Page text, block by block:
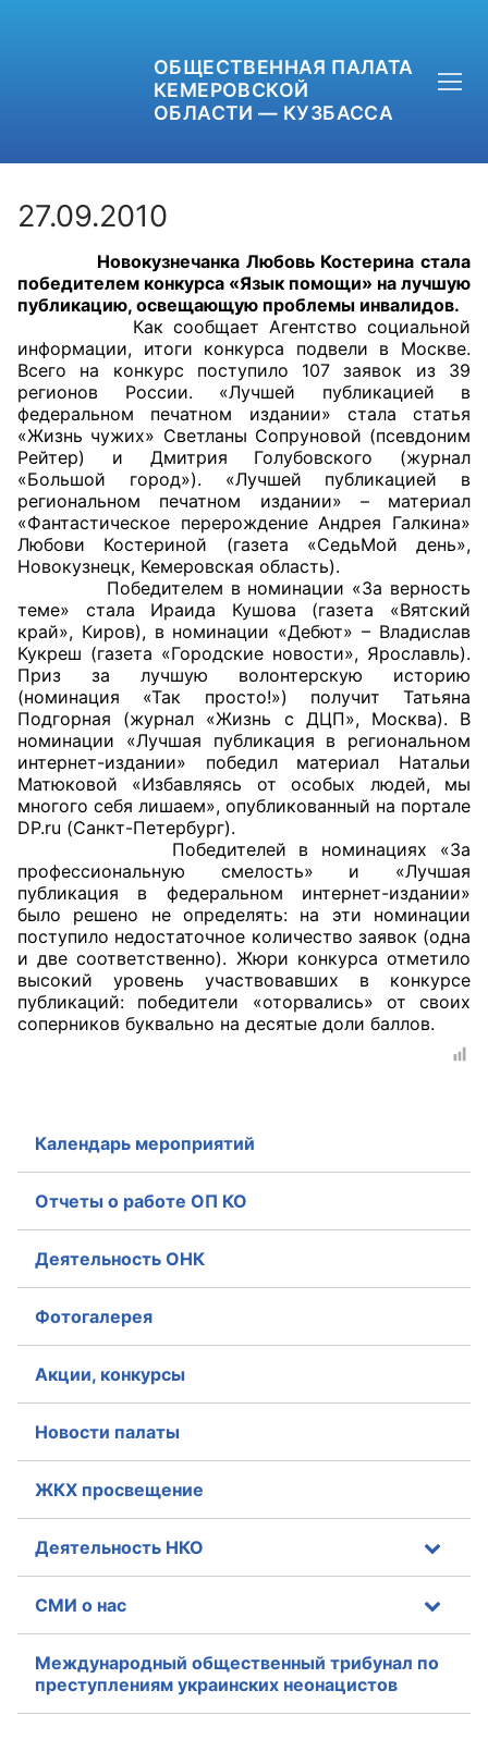
ОБЩЕСТВЕННАЯ ПАЛАТА
КЕМЕРОВСКОЙ
ОБЛАСТИ — КУЗБАССА
+7 (3842) 58-82-40
OPKO42@BK.RU
ОБРАТНАЯ СВЯЗЬ
Главная
Общественные советы
Общественные советы при территориальных
органах федеральных органов
исполнительной власти
Общественные советы по проведению
независимой оценки качества условий
оказания услуг
О Палате
Структура Палаты
Комиссии
Экспертный совет ОП КО
Совет ОП КО
Регламент ОП КО
Кодекс этики ОП КО
Рекомендации
Аппарат ОП КО
УСТАВ ГКУ “АППАРАТ ОП КО”
27.09.2010
Новокузнечанка Любовь Костерина стала
победителем конкурса «Язык помощи» на лучшую
публикацию, освещающую проблемы инвалидов.
Как сообщает Агентство социальной
информации, итоги конкурса подвели в Москве.
Всего на конкурс поступило 107 заявок из 39
регионов России. «Лучшей публикацией в
федеральном печатном издании» стала статья
«Жизнь чужих» Светланы Сопруновой (псевдоним
Рейтер) и Дмитрия Голубовского (журнал
«Большой город»). «Лучшей публикацией в
региональном печатном издании» – материал
«Фантастическое перерождение Андрея Галкина»
Любови Костериной (газета «СедьМой день»,
Новокузнецк, Кемеровская область).
Победителем в номинации «За верность
теме» стала Ираида Кушова (газета «Вятский
край», Киров), в номинации «Дебют» – Владислав
Кукреш (газета «Городские новости», Ярославль).
Приз за лучшую волонтерскую историю
(номинация «Так просто!») получит Татьяна
Подгорная (журнал «Жизнь с ДЦП», Москва). В
номинации «Лучшая публикация в региональном
интернет-издании» победил материал Натальи
Матюковой «Избавляясь от особых людей, мы
многого себя лишаем», опубликованный на портале
DP.ru (Санкт-Петербург).
Победителей в номинациях «За
профессиональную смелость» и «Лучшая
публикация в федеральном интернет-издании»
было решено не определять: на эти номинации
поступило недостаточное количество заявок (одна
и две соответственно). Жюри конкурса отметило
высокий уровень участвовавших в конкурсе
публикаций: победители «оторвались» от своих
соперников буквально на десятые доли баллов.
Календарь мероприятий
Отчеты о работе ОП КО
Деятельность ОНК
Фотогалерея
Акции, конкурсы
Новости палаты
ЖКХ просвещение
Деятельность НКО
СМИ о нас
Международный общественный трибунал по
преступлениям украинских неонацистов